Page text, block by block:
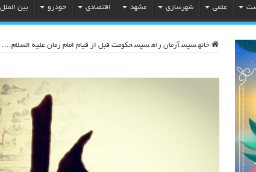
علمی شهرسازی مشهد اقتصادی خودرو بین الملل
خانه سپس آرمان راه سپس حکومت قبل از قیام امام زمان علیه السلام….